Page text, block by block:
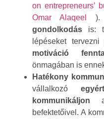
on entrepreneurs’
Omar Alaqeel
gondolkodás is:
lépéseket
motiváció
önmagában is
Hatékony
vállalkozó
kommunikáljon a
befektetőivel. A